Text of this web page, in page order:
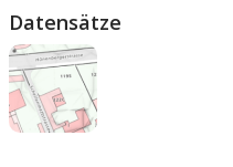
Datensätze